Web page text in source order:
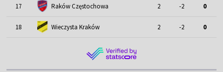
17 Raków Częstochowa 2 -2 0
18 Wieczysta Kraków 2 -2 0